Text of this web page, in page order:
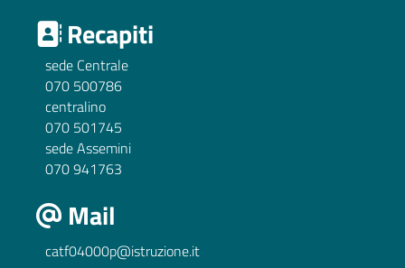
Recapiti
sede Centrale
070 500786
centralino
070 501745
sede Assemini
070 941763
Mail
catf04000p@istruzione.it